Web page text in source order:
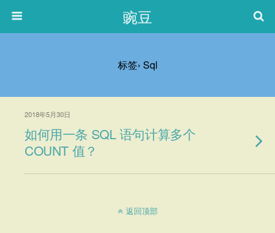
豌豆
标签› Sql
2018年5月30日
如何用一条 SQL 语句计算多个
COUNT 值？
返回顶部